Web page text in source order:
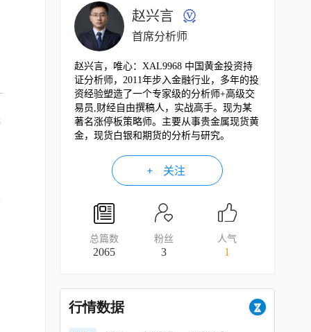
赵兴言
首席分析师
赵兴言，唯心：XAL9968 中国黄金投资持
证分析师，2011年步入金融行业，多年的投
资经验塑造了一个专家级的分析师+高级交
易员,财经自由撰稿人，实战高手。现为某
著名涨停板策略师。主要从事贵金属现货黄
金，现货白银和期货的分析与研究。
关注
总篇数
2065
粉丝
3
人气
1